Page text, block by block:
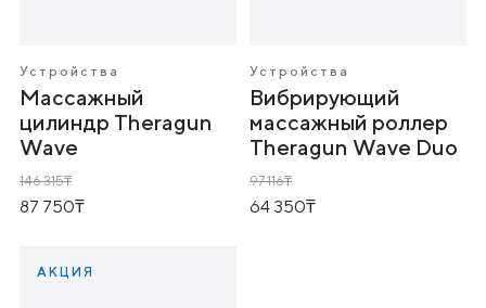
Устройства
Массажный
цилиндр Theragun
Wave
146 315
87 750
Устройства
Вибрирующий
массажный роллер
Theragun Wave Duo
97 116
64 350
АКЦИЯ